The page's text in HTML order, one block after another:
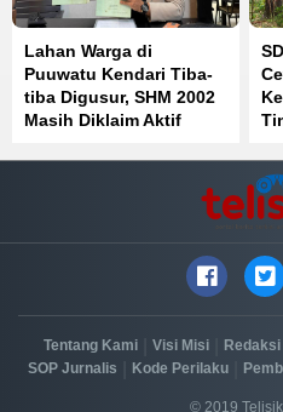
Lahan Warga di
Puuwatu Kendari Tiba-
tiba Digusur, SHM 2002
Masih Diklaim Aktif
Tentang Kami Visi Misi Redaksi
SOP Jurnalis Kode Perilaku
© 2019